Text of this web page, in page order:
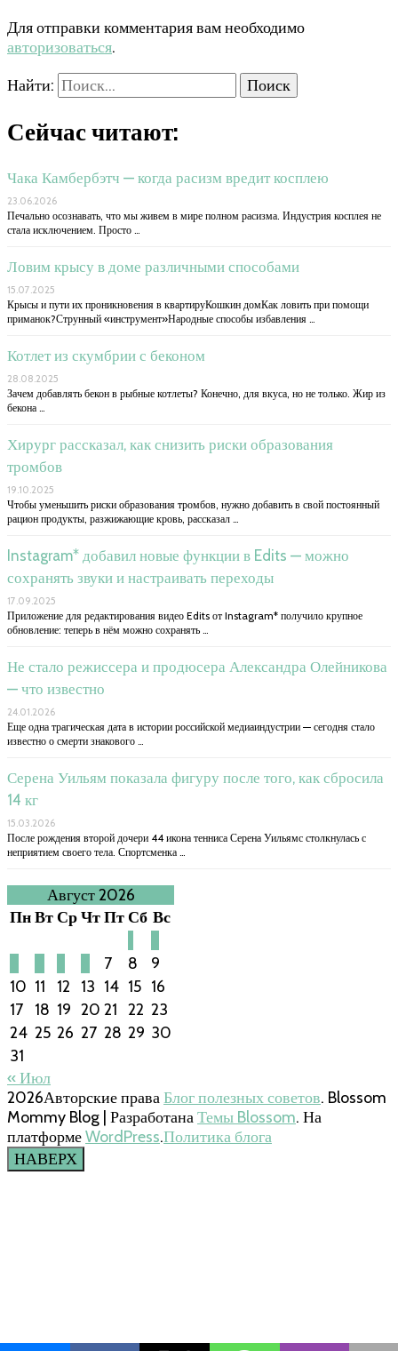
Для отправки комментария вам необходимо
авторизоваться.
Найти:
Сейчас читают:
Чака Камбербэтч — когда расизм вредит косплею
23.06.2026
Печально осознавать, что мы живем в мире полном расизма. Индустрия косплея не
стала исключением. Просто …
Ловим крысу в доме различными способами
15.07.2025
Крысы и пути их проникновения в квартируКошкин домКак ловить при помощи
приманок?Струнный «инструмент»Народные способы избавления …
Котлет из скумбрии с беконом
28.08.2025
Зачем добавлять бекон в рыбные котлеты? Конечно, для вкуса, но не только. Жир из
бекона …
Хирург рассказал, как снизить риски образования
тромбов
19.10.2025
Чтобы уменьшить риски образования тромбов, нужно добавить в свой постоянный
рацион продукты, разжижающие кровь, рассказал …
Instagram* добавил новые функции в Edits — можно
сохранять звуки и настраивать переходы
17.09.2025
Приложение для редактирования видео Edits от Instagram* получило крупное
обновление: теперь в нём можно сохранять …
Не стало режиссера и продюсера Александра Олейникова
— что известно
24.01.2026
Еще одна трагическая дата в истории российской медиаиндустрии — сегодня стало
известно о смерти знакового …
Серена Уильям показала фигуру после того, как сбросила
14 кг
15.03.2026
После рождения второй дочери 44 икона тенниса Серена Уильямс столкнулась с
неприятием своего тела. Спортсменка …
Август 2026
ПнВтСрЧтПтСб Вс
7 8
9
10 11 12 13 14 15 16
17
18 19 20 21 22 23
24 25 26 27 28 29 30
31
« Июл
2026Авторские праваБлог полезных советов. Blossom
Mommy Blog | РазработанаТемы Blossom. На
платформеWordPress.Политика блога
НАВЕРХ